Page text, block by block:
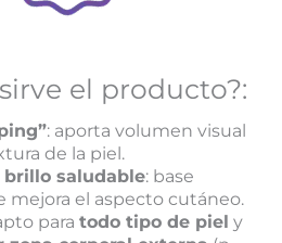
el producto?:
: aporta volumen visual
de la piel.
saludable: base
mejora el aspecto cutáneo.
para todo tipo de piel y